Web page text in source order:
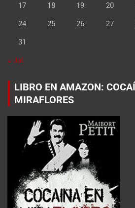
17 18 19 20
24 25 26 27
31
« Jul
LIBRO EN AMAZON:
MIRAFLORES